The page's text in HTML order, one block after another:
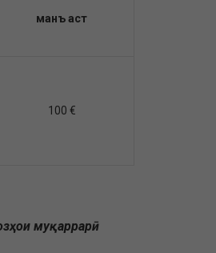
манъ аст
100 €
муқаррарӣ